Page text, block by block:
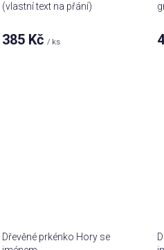
(vlastní text na přání)
385 Kč/ ks
Dřevěné prkénko Hory se